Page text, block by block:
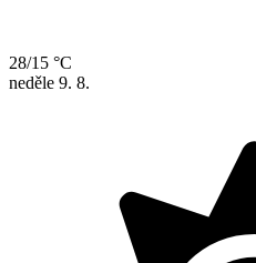
28/15 °C
neděle 9. 8.